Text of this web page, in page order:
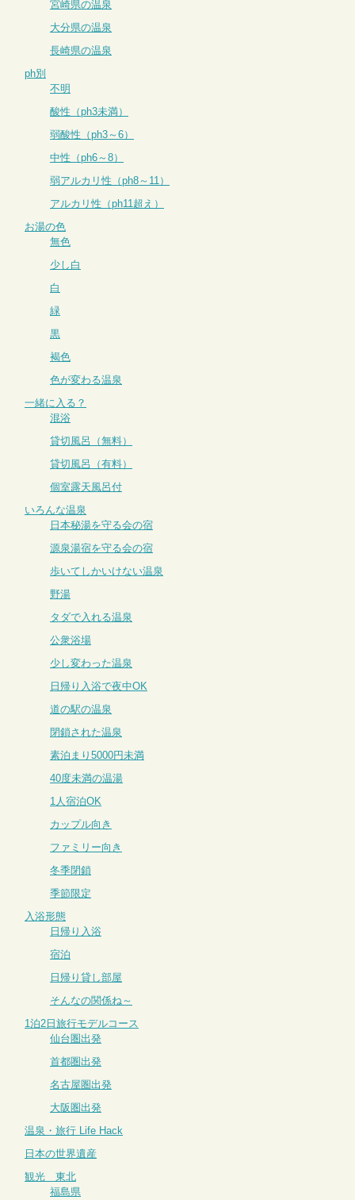
宮崎県の温泉
大分県の温泉
長崎県の温泉
ph別
不明
酸性（ph3未満）
弱酸性（ph3～6）
中性（ph6～8）
弱アルカリ性（ph8～11）
アルカリ性（ph11超え）
お湯の色
無色
少し白
白
緑
黒
褐色
色が変わる温泉
一緒に入る？
混浴
貸切風呂（無料）
貸切風呂（有料）
個室露天風呂付
いろんな温泉
日本秘湯を守る会の宿
源泉湯宿を守る会の宿
歩いてしかいけない温泉
野湯
タダで入れる温泉
公衆浴場
少し変わった温泉
日帰り入浴で夜中OK
道の駅の温泉
閉鎖された温泉
素泊まり5000円未満
40度未満の温湯
1人宿泊OK
カップル向き
ファミリー向き
冬季閉鎖
季節限定
入浴形態
日帰り入浴
宿泊
日帰り貸し部屋
そんなの関係ね～
1泊2日旅行モデルコース
仙台圏出発
首都圏出発
名古屋圏出発
大阪圏出発
温泉・旅行 Life Hack
日本の世界遺産
観光 東北
福島県